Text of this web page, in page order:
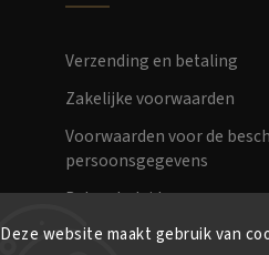
Deze website maakt gebruik van
Verzending en betaling
Zakelijke voorwaarden
Voorwaarden voor de
persoonsgegevens
Retourbeleid